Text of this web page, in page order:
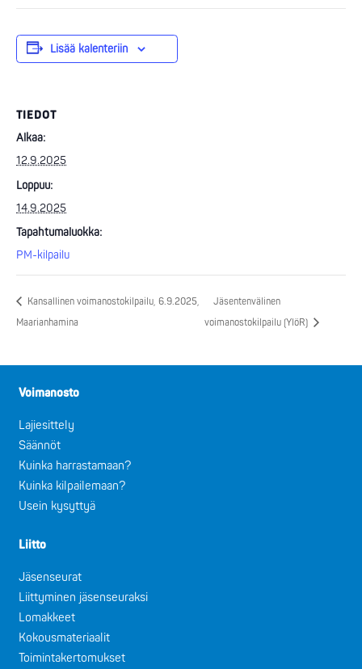
Lisää kalenteriin
TIEDOT
Alkaa:
12.9.2025
Loppuu:
14.9.2025
Tapahtumaluokka:
PM-kilpailu
Kansallinen voimanostokilpailu, 6.9.2025,
Maarianhamina
Jäsentenvälinen
voimanostokilpailu (YlöR)
Voimanosto
Lajiesittely
Säännöt
Kuinka harrastamaan?
Kuinka kilpailemaan?
Usein kysyttyä
Liitto
Jäsenseurat
Liittyminen jäsenseuraksi
Lomakkeet
Kokousmateriaalit
Toimintakertomukset